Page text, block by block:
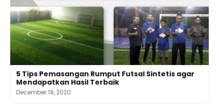
5 Tips Pemasangan Rumput Futsal Sintetis agar
Mendapatkan Hasil Terbaik
December 19, 2020